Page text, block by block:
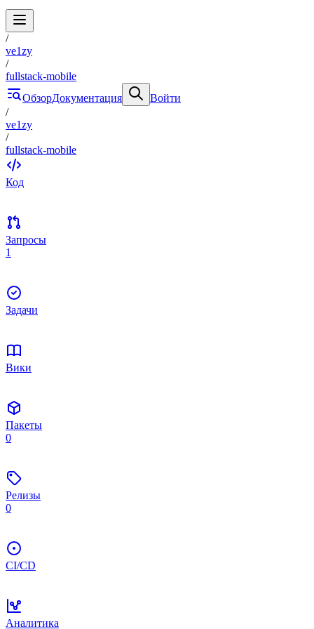
/
ve1zy
/
fullstack-mobile
ОбзорДокументация
Войти
/
ve1zy
/
fullstack-mobile
Код
Запросы
1
Задачи
Вики
Пакеты
0
Релизы
0
CI/CD
Аналитика